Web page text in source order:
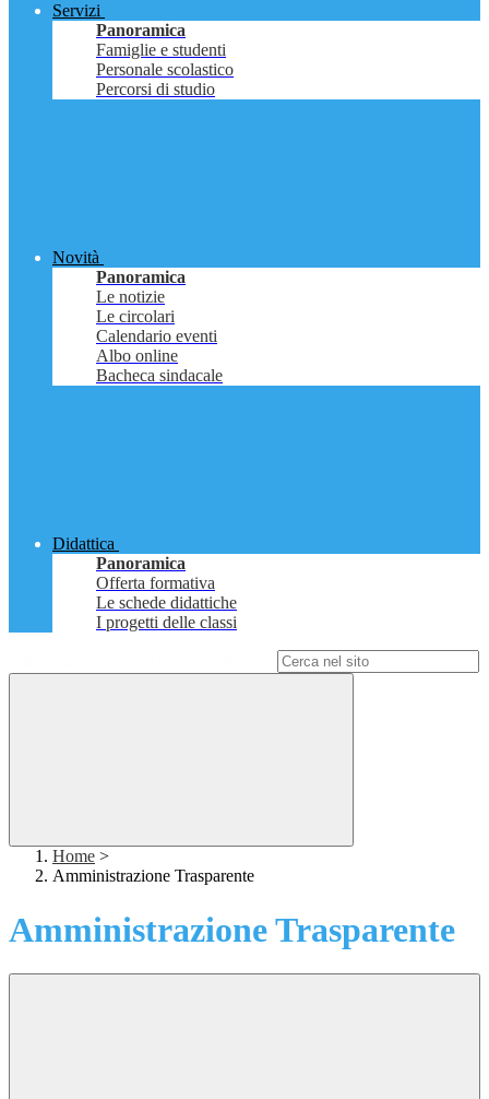
Servizi
Panoramica
Famiglie e studenti
Personale scolastico
Percorsi di studio
Novità
Panoramica
Le notizie
Le circolari
Calendario eventi
Albo online
Bacheca sindacale
Didattica
Panoramica
Offerta formativa
Le schede didattiche
I progetti delle classi
Home >
Amministrazione Trasparente
Amministrazione Trasparente